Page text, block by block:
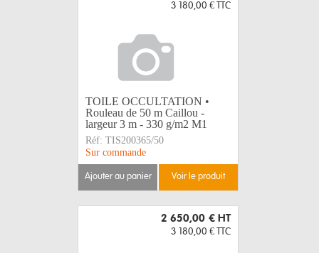
3 180,00 € TTC
TOILE OCCULTATION •
Rouleau de 50 m Caillou -
largeur 3 m - 330 g/m2 M1
Réf: TIS200365/50
Sur commande
ajouter au panier voir le produit
2 650,00 € HT
3 180,00 € TTC